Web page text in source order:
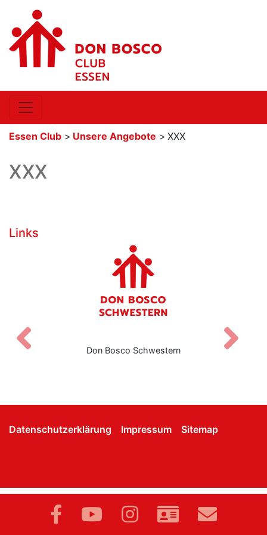
Essen Club > Unsere Angebote > XXX
XXX
Links
Don Bosco Schwestern
Zurück
Datenschutzerklärung Impressum Sitemap